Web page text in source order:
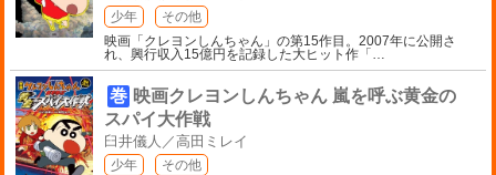
少年
その他
映画「クレヨンしんちゃん」の第15作目。2007年に公開さ
れ、興行収入15億円を記録した大ヒット作「
巻 映画クレヨンしんちゃん 嵐を呼ぶ黄金の
スパイ大作戦
臼井儀人／高田ミレイ
少年
その他